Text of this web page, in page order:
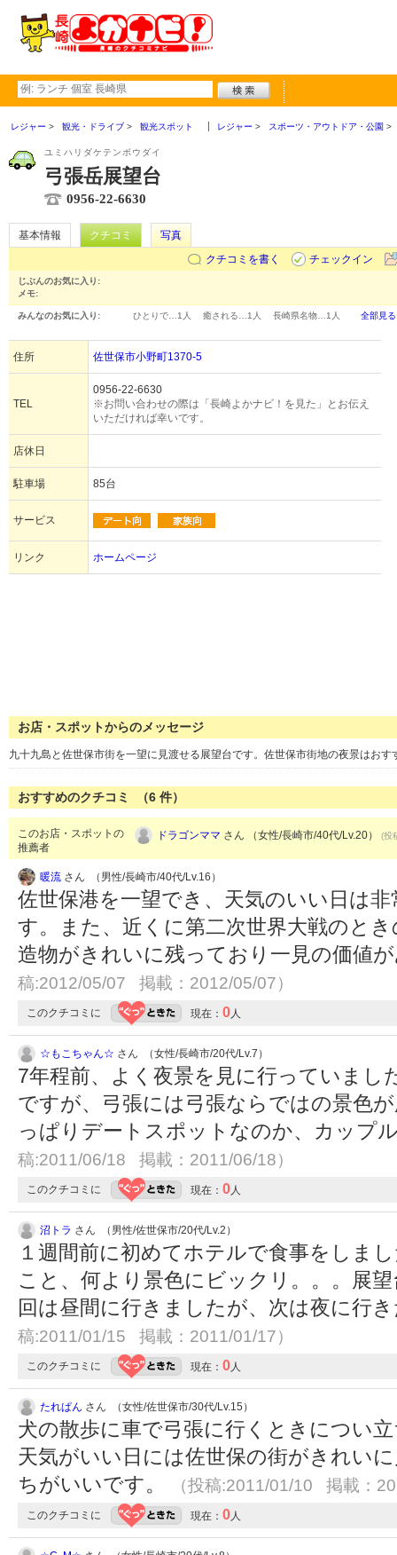
レジャー 観光・ドライブ 観光スポット レジャー スポーツ・アウトドア・公園
ユミハリダケテンボウダイ
弓張岳展望台
0956-22-6630
基本情報 クチコミ
写真
クチコミを書く
チェックイン
じぶんのお気に入り:
メモ:
みんなのお気に入り: ひとりで… 1人 癒される… 1人 長崎県名物… 1人 全部見る
住所 佐世保市小野町1370-5
TEL
0956-22-6630
※お問い合わせの際は「長崎よかナビ！を見た」とお伝え
いただければ幸いです。
店休日
駐車場 85台
サービス
リンク ホームページ
お店・スポットからのメッセージ
九十九島と佐世保市街を一望に見渡せる展望台です。佐世保市街地の夜景はおす
おすすめのクチコミ （6 件）
このお店・スポットの
推薦者
ドラゴンママ さん （女性/長崎市/40代/Lv.20） (投
暖流 さん （男性/長崎市/40代/Lv.16）
佐世保港を一望でき、天気のいい日は
す。また、近くに第二次世界大戦のと
造物がきれいに残っており一見の価値
稿:2012/05/07 掲載：2012/05/07）
このクチコミに 現在： 0人
☆もこちゃん☆ さん （女性/長崎市/20代/Lv.7）
7年程前、よく夜景を見に行っていまし
ですが、弓張には弓張ならではの景色
っぱりデートスポットなのか、カップ
稿:2011/06/18 掲載：2011/06/18）
このクチコミに 現在： 0人
沼トラ さん （男性/佐世保市/20代/Lv.2）
１週間前に初めてホテルで食事をしま
こと、何より景色にビックリ。。。展
回は昼間に行きましたが、次は夜に行
稿:2011/01/15 掲載：2011/01/17）
このクチコミに 現在： 0人
たれぱん さん （女性/佐世保市/30代/Lv.15）
犬の散歩に車で弓張に行くときについ
天気がいい日には佐世保の街がきれい
ちがいいです。
（投稿:2011/01/10 掲載：
このクチコミに 現在： 0人